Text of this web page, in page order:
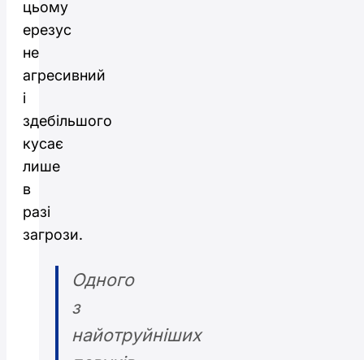
цьому
ерезус
не
агресивний
і
здебільшого
кусає
лише
в
разі
загрози.
Одного
з
найотруйніших